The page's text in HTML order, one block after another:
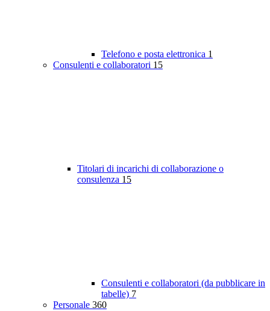
Telefono e posta elettronica 1
Consulenti e collaboratori 15
Titolari di incarichi di collaborazione o
consulenza 15
Consulenti e collaboratori (da pubblicare in
tabelle) 7
Personale 360